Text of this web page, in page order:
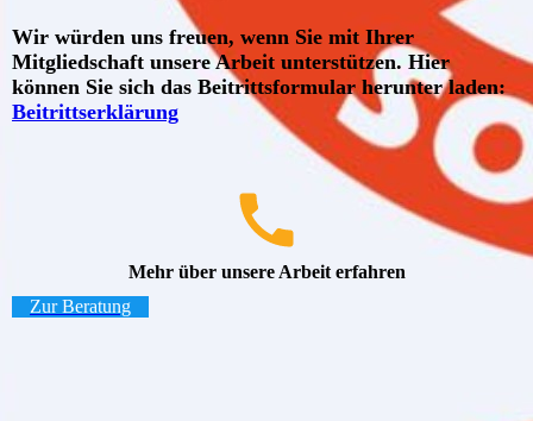
Wir würden uns freuen, wenn Sie mit Ihrer
Mitgliedschaft unsere Arbeit unterstützen. Hier
können Sie sich das Beitrittsformular herunter laden:
Beitrittserklärung
Mehr über unsere Arbeit erfahren
Zur Beratung